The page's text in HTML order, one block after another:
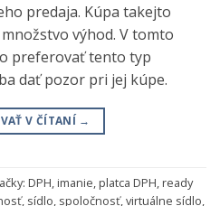
predaja. Kúpa takejto
výhod. V tomto
preferovať tento typ
dať pozor pri jej kúpe.
V ČÍTANÍ →
DPH,imanie,platca DPH,ready
, sídlo, spoločnosť,virtuálne sídlo,